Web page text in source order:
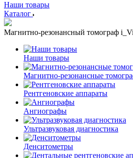
Наши товары
Каталог
Магнитно-резонансный томограф
Наши товары
Магнитно-резонансные
Рентгеновские аппараты
Ангиографы
Ультразвуковая диагностика
Денситометры